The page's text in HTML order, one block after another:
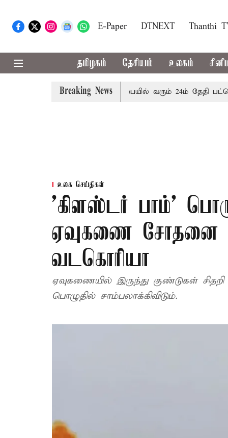
E-Paper DTNEXT Thanthi
தமிழகம் தேசியம் உலகம்
Breaking News
புதுச்சேரி சட்டசபையில் வரும் 24ம் தேதி பட்ஜெட்
உலக செய்திகள்
'கிளஸ்டர் பாம்'
ஏவுகணை சோதனை -
வடகொரியா
ஏவுகணையில் இருந்து குண்டுகள்
பொழுதில் சாம்பலாக்கிவிடும்.